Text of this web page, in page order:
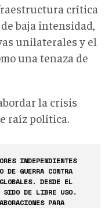
crítica
baja intensidad,
unilaterales y el
una tenaza de
la crisis
raíz política.
INDEPENDIENTES
DE GUERRA CONTRA
DESDE EL
SIDO DE LIBRE USO.
PARA